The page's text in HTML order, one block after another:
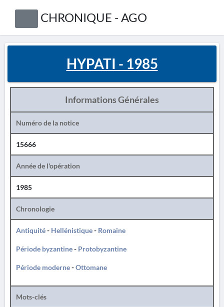
CHRONIQUE - AGO
HYPATI - 1985
Informations Générales
Numéro de la notice
15666
Année de l'opération
1985
Chronologie
Antiquité- Hellénistique- Romaine
Période byzantine- Protobyzantine
Période moderne-Ottomane
Mots-clés